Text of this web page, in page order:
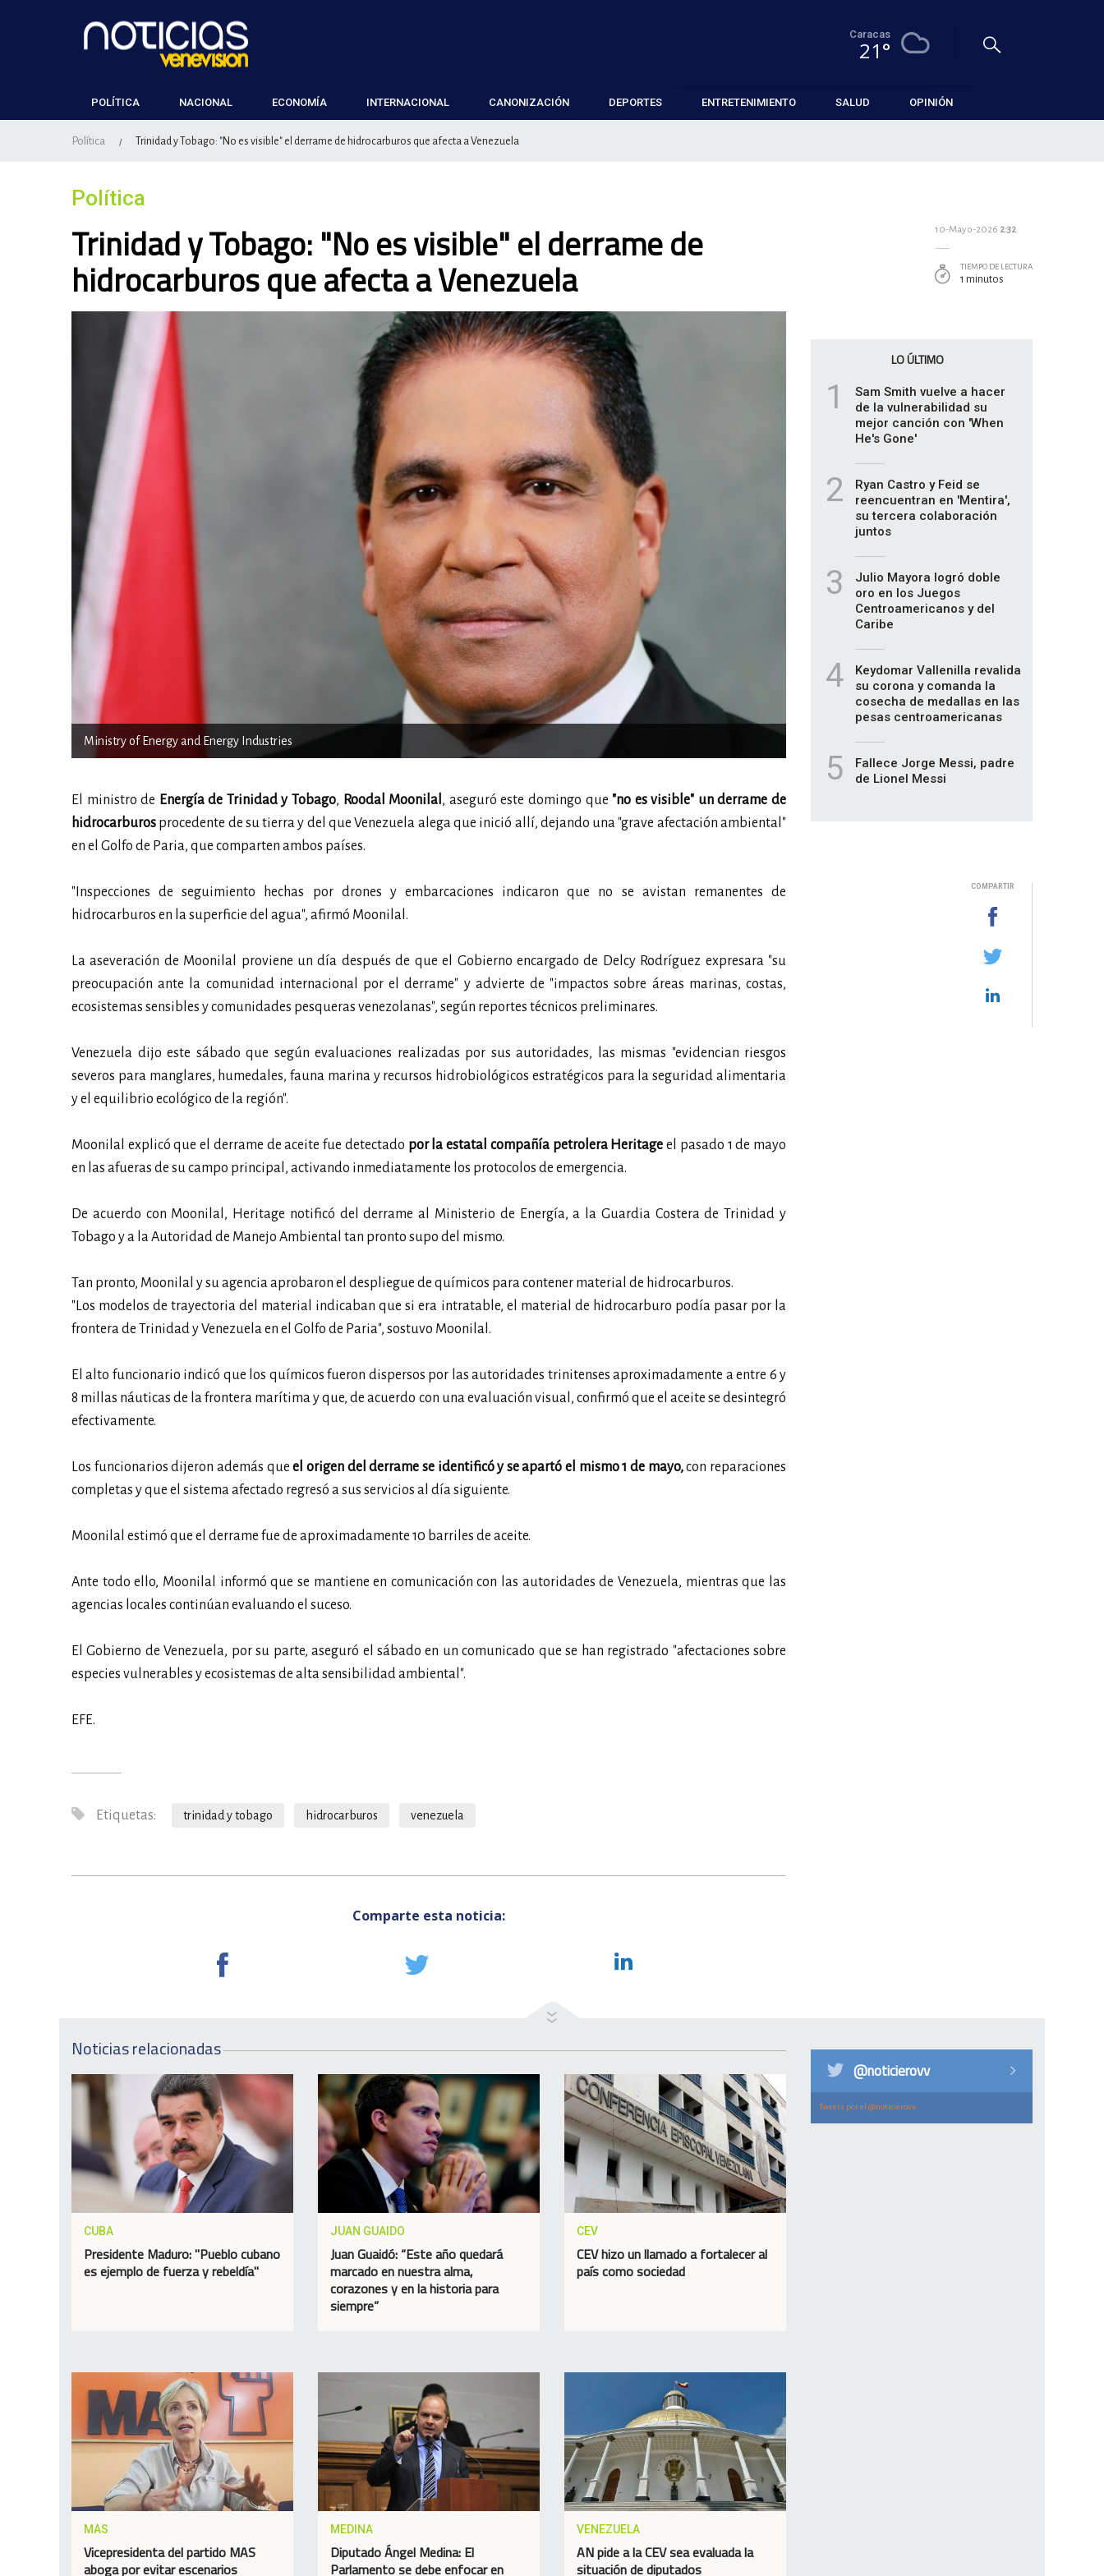
Caracas
21°
POLÍTICA NACIONAL ECONOMÍA INTERNACIONAL CANONIZACIÓN DEPORTES ENTRETENIMIENTO SALUD OPINIÓN
Política / Trinidad y Tobago: "No es visible" el derrame de hidrocarburos que afecta a Venezuela
Política
Trinidad y Tobago: "No es visible" el derrame de
hidrocarburos que afecta a Venezuela
Ministry of Energy and Energy Industries
El ministro de Energía de Trinidad y Tobago, Roodal Moonilal , aseguró este domingo que "no es visible" un derrame de
hidrocarburos procedente de su tierra y del que Venezuela alega que inició allí, dejando una "grave afectación ambiental"
en el Golfo de Paria, que comparten ambos países.
"Inspecciones de seguimiento hechas por drones y embarcaciones indicaron que no se avistan remanentes de
hidrocarburos en la superficie del agua", afirmó Moonilal.
La aseveración de Moonilal proviene un día después de que el Gobierno encargado de Delcy Rodríguez expresara "su
preocupación ante la comunidad internacional por el derrame" y advierte de "impactos sobre áreas marinas, costas,
ecosistemas sensibles y comunidades pesqueras venezolanas", según reportes técnicos preliminares.
Venezuela dijo este sábado que según evaluaciones realizadas por sus autoridades, las mismas "evidencian riesgos
severos para manglares, humedales, fauna marina y recursos hidrobiológicos estratégicos para la seguridad alimentaria
y el equilibrio ecológico de la región".
Moonilal explicó que el derrame de aceite fue detectado por la estatal compañía petrolera Heritage el pasado 1 de mayo
en las afueras de su campo principal, activando inmediatamente los protocolos de emergencia.
De acuerdo con Moonilal, Heritage notificó del derrame al Ministerio de Energía, a la Guardia Costera de Trinidad y
Tobago y a la Autoridad de Manejo Ambiental tan pronto supo del mismo.
Tan pronto, Moonilal y su agencia aprobaron el despliegue de químicos para contener material de hidrocarburos.
"Los modelos de trayectoria del material indicaban que si era intratable, el material de hidrocarburo podía pasar por la
frontera de Trinidad y Venezuela en el Golfo de Paria", sostuvo Moonilal.
El alto funcionario indicó que los químicos fueron dispersos por las autoridades trinitenses aproximadamente a entre 6 y
8 millas náuticas de la frontera marítima y que, de acuerdo con una evaluación visual, confirmó que el aceite se desintegró
efectivamente.
Los funcionarios dijeron además que el origen del derrame se identificó y se apartó el mismo 1 de mayo,con reparaciones
completas y que el sistema afectado regresó a sus servicios al día siguiente.
Moonilal estimó que el derrame fue de aproximadamente 10 barriles de aceite.
Ante todo ello, Moonilal informó que se mantiene en comunicación con las autoridades de Venezuela, mientras que las
agencias locales continúan evaluando el suceso.
El Gobierno de Venezuela, por su parte, aseguró el sábado en un comunicado que se han registrado "afectaciones sobre
especies vulnerables y ecosistemas de alta sensibilidad ambiental".
EFE.
Etiquetas: trinidad y tobago hidrocarburos venezuela
Comparte esta noticia:
10-Mayo-2026 2:32
TIEMPO DE LECTURA
1 minutos
LO ÚLTIMO
1
Sam Smith vuelve a hacer
de la vulnerabilidad su
mejor canción con 'When
He's Gone'
2
Ryan Castro y Feid se
reencuentran en 'Mentira',
su tercera colaboración
juntos
3
Julio Mayora logró doble
oro en los Juegos
Centroamericanos y del
Caribe
4
Keydomar Vallenilla revalida
su corona y comanda la
cosecha de medallas en las
pesas centroamericanas
5
Fallece Jorge Messi, padre
de Lionel Messi
COMPARTIR
Noticias relacionadas
CUBA
Presidente Maduro: "Pueblo cubano
es ejemplo de fuerza y rebeldía"
JUAN GUAIDO
Juan Guaidó: “Este año quedará
marcado en nuestra alma,
corazones y en la historia para
siempre”
CEV
CEV hizo un llamado a fortalecer al
país como sociedad
MAS
Vicepresidenta del partido MAS
aboga por evitar escenarios
MEDINA
Diputado Ángel Medina: El
Parlamento se debe enfocar en
VENEZUELA
AN pide a la CEV sea evaluada la
situación de diputados
@noticierovv
Tweets por el @noticierovv.